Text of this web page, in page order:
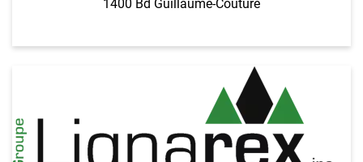
1400 Bd Guillaume-Couture